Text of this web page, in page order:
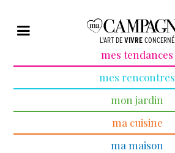
L'ART DE VIVRE CONCERNÉ
mes tendances
mes rencontres
mon jardin
ma cuisine
ma maison